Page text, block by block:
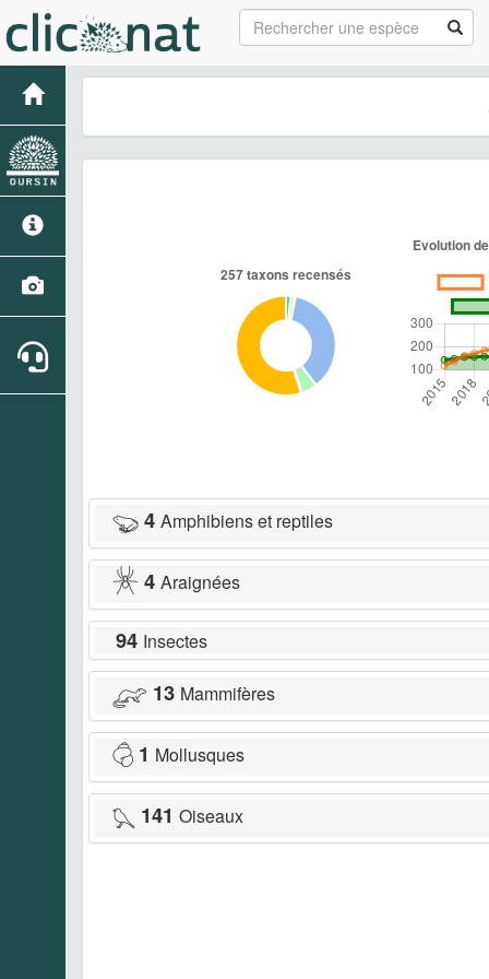
4 Amphibiens et reptiles
4 Araignées
94 Insectes
13 Mammifères
1 Mollusques
141 Oiseaux